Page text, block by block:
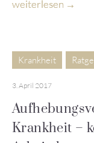
weiterlesen
Krankheit
3. April 2017
Krankheit –